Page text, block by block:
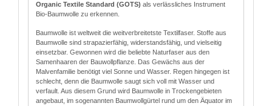
Organic Textile Standard (GOTS) als verlässliches Instrument
Bio-Baumwolle zu erkennen.
Baumwolle ist weltweit die weitverbreitetste Textilfaser. Stoffe aus
Baumwolle sind strapazierfähig, widerstandsfähig, und vielseitig
einsetzbar. Gewonnen wird die beliebte Naturfaser aus den
Samenhaaren der Bauwollpflanze. Das Gewächs aus der
Malvenfamilie benötigt viel Sonne und Wasser. Regen hingegen ist
schlecht, denn die Baumwolle saugt sich voll mit Wasser und
verfault. Aus diesem Grund wird Baumwolle in Trockengebieten
angebaut, im sogenannten Baumwollgürtel rund um den Äquator im